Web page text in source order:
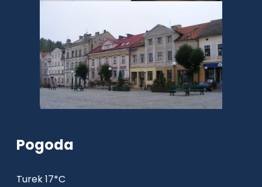
Pogoda
Turek 17*C